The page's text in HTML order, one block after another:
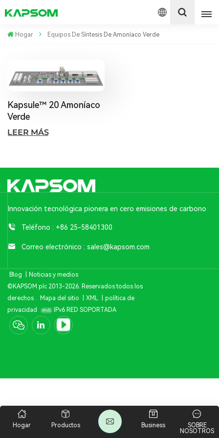
Hogar Equipos De Síntesis De Amoníaco Verde
Kapsule™ 20 Amoníaco
Verde
LEER MÁS
Innovación tecnológica pionera en cero emisiones de carbono
Teléfono : +86 25-58401300
Correo electrónico : sales@kapsom.com
Blog
Noticias y medios
©KAPSOM plc 2013-2026. Reservados todos los
derechos .
Mapa del sitio XML
política de
privacidad
IPv6 RED SOPORTADA
Hogar Productos
SOBRE
NOSOTROS
Business